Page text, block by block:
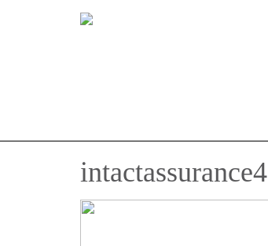
intactassurance4